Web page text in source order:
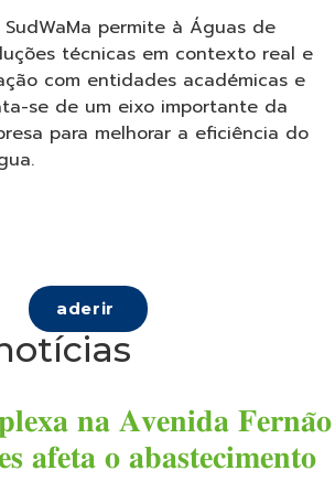
permite à Águas de
técnicas em contexto real e
com entidades académicas e
se de um eixo importante da
para melhorar a eficiência do
aderir
𝐧𝐚 𝐀𝐯𝐞𝐧𝐢𝐝𝐚 𝐅𝐞𝐫𝐧𝐚̃𝐨
𝐚𝐟𝐞𝐭𝐚 𝐨 𝐚𝐛𝐚𝐬𝐭𝐞𝐜𝐢𝐦𝐞𝐧𝐭𝐨